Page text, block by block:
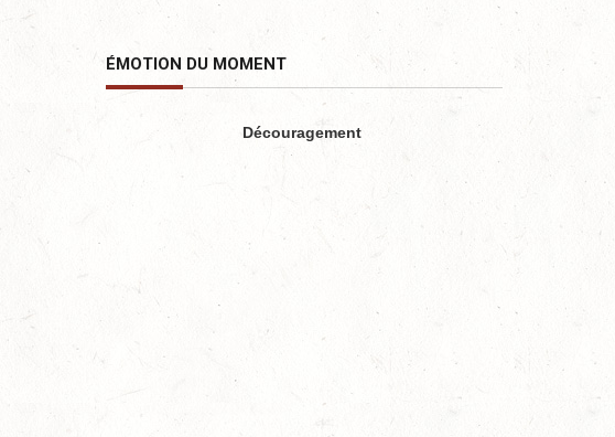
ÉMOTION DU MOMENT
Découragement